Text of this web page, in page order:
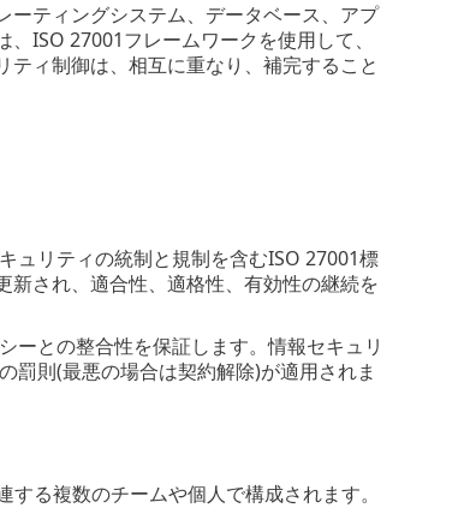
ーティングシステム、データベース、アプ
ISO 27001フレームワークを使用して、
ィ制御は、相互に重なり、補完すること
ュリティの統制と規制を含むISO 27001標
され、適合性、適格性、有効性の継続を
ーとの整合性を保証します。情報セキュリ
罰則(最悪の場合は契約解除)が適用されま
る複数のチームや個人で構成されます。